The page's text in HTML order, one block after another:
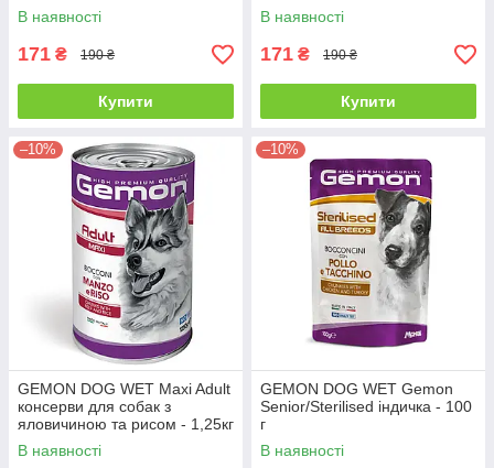
В наявності
171 ₴ 190 ₴
Купити
В наявності
171 ₴ 190 ₴
Купити
–10%
GEMON DOG WET Maxi Adult
консерви для собак з
яловичиною та рисом - 1,25кг
В наявності
–10%
GEMON DOG WET Gemon
Senior/Sterilised індичка - 100
г
В наявності